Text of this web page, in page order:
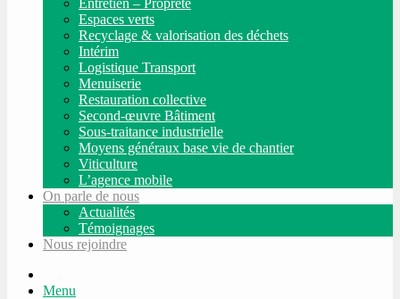
Entretien – Propreté
Espaces verts
Recyclage & valorisation des déchets
Intérim
Logistique Transport
Menuiserie
Restauration collective
Second-œuvre Bâtiment
Sous-traitance industrielle
Moyens généraux base vie de chantier
Viticulture
L’agence mobile
On parle de nous
Actualités
Témoignages
Nous rejoindre
Menu